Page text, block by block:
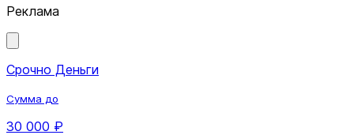
Реклама
Срочно Деньги
Сумма до
30 000 ₽